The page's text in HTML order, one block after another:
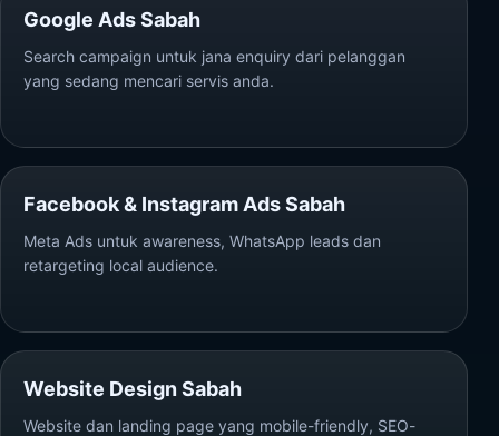
Google Ads Sabah
Search campaign untuk jana enquiry dari pelanggan
yang sedang mencari servis anda.
Facebook & Instagram Ads Sabah
Meta Ads untuk awareness, WhatsApp leads dan
retargeting local audience.
Website Design Sabah
Website dan landing page yang mobile-friendly, SEO-